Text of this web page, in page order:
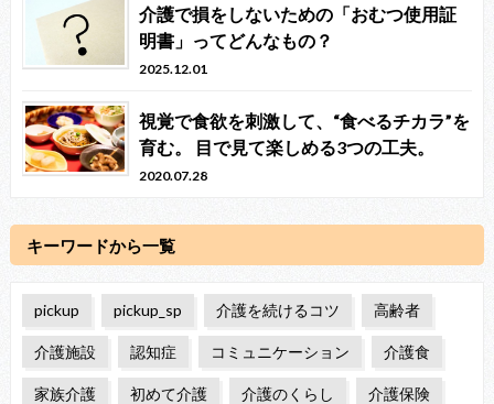
介護で損をしないための「おむつ使用証
明書」ってどんなもの？
2025.12.01
視覚で食欲を刺激して、“食べるチカラ”を
育む。 目で見て楽しめる3つの工夫。
2020.07.28
キーワードから一覧
pickup pickup_sp 介護を続けるコツ 高齢者
介護施設 認知症 コミュニケーション 介護食
家族介護 初めて介護 介護のくらし 介護保険